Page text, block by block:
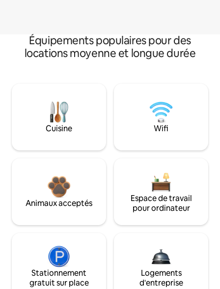
Équipements populaires pour des
locations moyenne et longue durée
Cuisine Wifi
Animaux acceptés
Espace de travail
pour ordinateur
Stationnement
gratuit sur place
Logements
d'entreprise